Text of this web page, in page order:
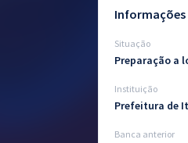
Informações
Situação
Preparação a
Instituição
Prefeitura de
Banca anterior